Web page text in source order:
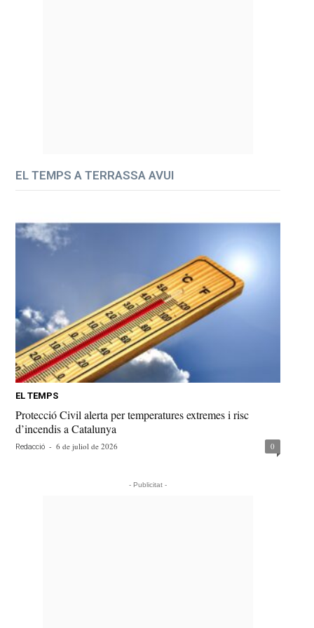
EL TEMPS A TERRASSA AVUI
EL TEMPS
Protecció Civil alerta per temperatures extremes i risc
d’incendis a Catalunya
Redacció - 6 de juliol de 2026 0
- Publicitat -